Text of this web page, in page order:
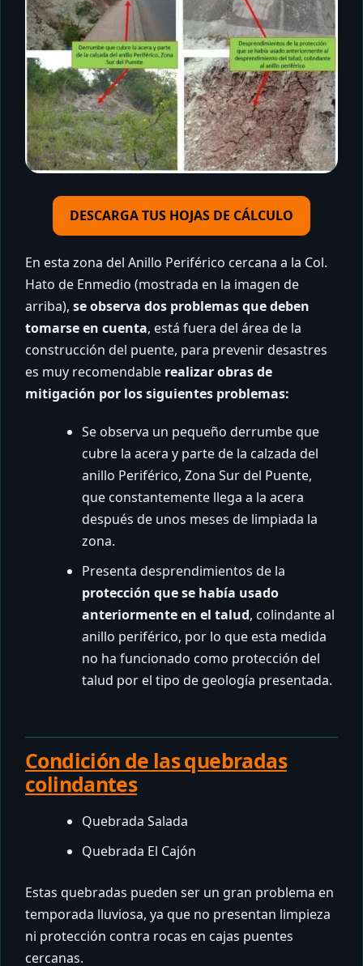
DESCARGA TUS HOJAS DE CÁLCULO
En esta zona del Anillo Periférico cercana a la Col.
Hato de Enmedio (mostrada en la imagen de
arriba), se observa dos problemas que deben
tomarse en cuenta, está fuera del área de la
construcción del puente, para prevenir desastres
es muy recomendable realizar obras de
mitigación por los siguientes problemas:
Se observa un pequeño derrumbe que
cubre la acera y parte de la calzada del
anillo Periférico, Zona Sur del Puente,
que constantemente llega a la acera
después de unos meses de limpiada la
zona.
Presenta desprendimientos de la
protección que se había usado
anteriormente en el talud, colindante al
anillo periférico, por lo que esta medida
no ha funcionado como protección del
talud por el tipo de geología presentada.
Condición de las quebradas
colindantes
Quebrada Salada
Quebrada El Cajón
Estas quebradas pueden ser un gran problema en
temporada lluviosa, ya que no presentan limpieza
ni protección contra rocas en cajas puentes
cercanas.